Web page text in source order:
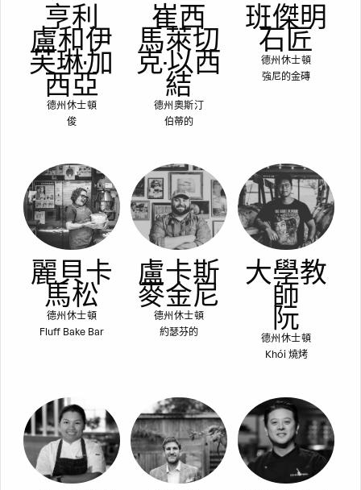
亨利
盧和伊
芙琳·加
西亞
德州休士頓
俊
崔西
馬萊切
克-以西
結
德州奧斯汀
伯蒂的
班傑明
石匠
德州休士頓
強尼的金磚
麗貝卡
馬松
德州休士頓
Fluff Bake Bar
盧卡斯
麥金尼
德州休士頓
約瑟芬的
大學教
師
阮
德州休士頓
Khói 燒烤